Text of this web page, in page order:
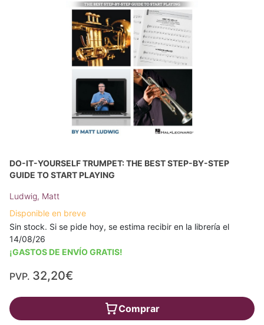
DO-IT-YOURSELF TRUMPET: THE BEST STEP-BY-STEP
GUIDE TO START PLAYING
Ludwig, Matt
Disponible en breve
Sin stock. Si se pide hoy, se estima recibir en la librería el
14/08/26
¡GASTOS DE ENVÍO GRATIS!
PVP. 32,20€
Comprar